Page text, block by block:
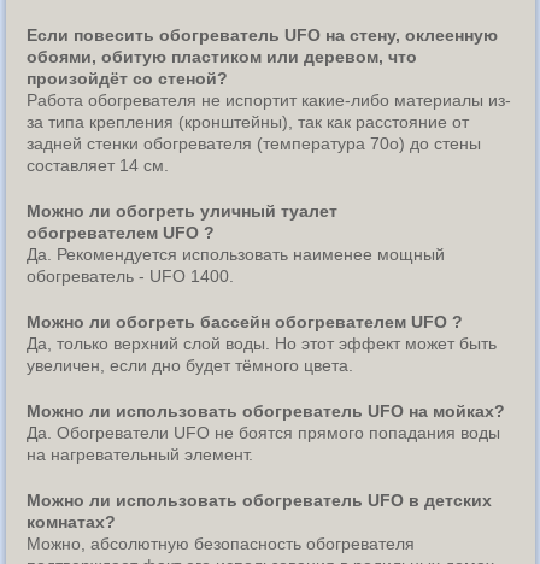
Если повесить обогреватель UFO на стену, оклеенную
обоями, обитую пластиком или деревом, что
произойдёт со стеной?
Работа обогревателя не испортит какие-либо материалы из-
за типа крепления (кронштейны), так как расстояние от
задней стенки обогревателя (температура 70о) до стены
составляет 14 см.
Можно ли обогреть уличный туалет
обогревателем UFO ?
Да. Рекомендуется использовать наименее мощный
обогреватель - UFO 1400.
Можно ли обогреть бассейн обогревателем UFO ?
Да, только верхний слой воды. Но этот эффект может быть
увеличен, если дно будет тёмного цвета.
Можно ли использовать обогреватель UFO на мойках?
Да. Обогреватели UFO не боятся прямого попадания воды
на нагревательный элемент.
Можно ли использовать обогреватель UFO в детских
комнатах?
Можно, абсолютную безопасность обогревателя